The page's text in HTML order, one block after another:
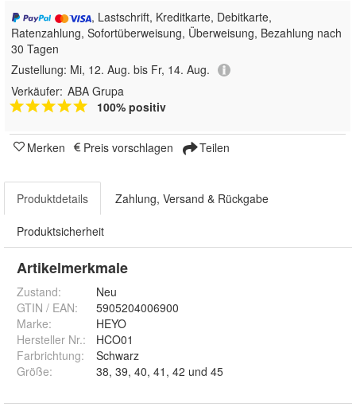
, Lastschrift, Kreditkarte, Debitkarte,
Ratenzahlung, Sofortüberweisung, Überweisung, Bezahlung nach
30 Tagen
Zustellung: Mi, 12. Aug. bis Fr, 14. Aug.
Verkäufer: ABA Grupa
100% positiv
Merken Preis vorschlagen Teilen
Produktdetails Zahlung, Versand & Rückgabe
Produktsicherheit
Artikelmerkmale
Zustand:
Neu
GTIN / EAN:
5905204006900
Marke:
HEYO
Hersteller Nr.:
HCO01
Farbrichtung:
Schwarz
Größe: 38, 39, 40, 41, 42 und 45